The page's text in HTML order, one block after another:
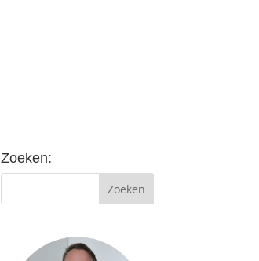
Zoeken: